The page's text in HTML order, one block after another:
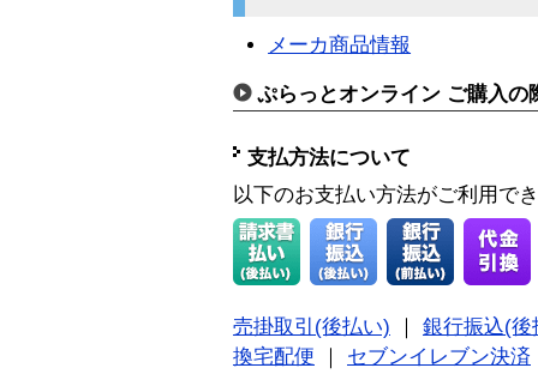
メーカ商品情報
ぷらっとオンライン ご購入の
支払方法について
以下のお支払い方法がご利用で
売掛取引(後払い)
銀行振込(後
換宅配便
セブンイレブン決済